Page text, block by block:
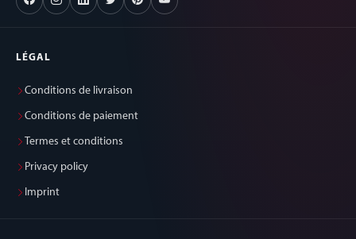
LÉGAL
Conditions de livraison
Conditions de paiement
Termes et conditions
Privacy policy
Imprint